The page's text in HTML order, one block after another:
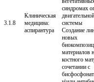
3.1.8
Клиническая
медицина:
аспирантура
синдромах
двигательной
системы
Создание
новых
материалов
костного
сочетании с